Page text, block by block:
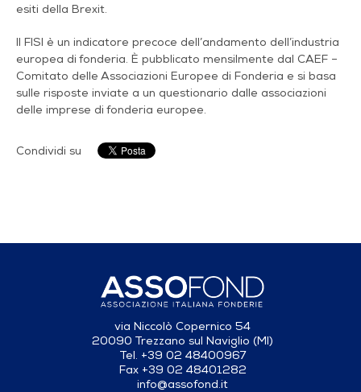
esiti della Brexit.
Il FISI è un indicatore precoce dell’andamento dell’industria
europea di fonderia. È pubblicato mensilmente dal CAEF –
Comitato delle Associazioni Europee di Fonderia e si basa
sulle risposte inviate a un questionario dalle associazioni
delle imprese di fonderia europee.
Condividi su
via Niccolò Copernico 54
20090 Trezzano sul Naviglio (MI)
Tel. +39 02 48400967
Fax +39 02 48401282
info@assofond.it